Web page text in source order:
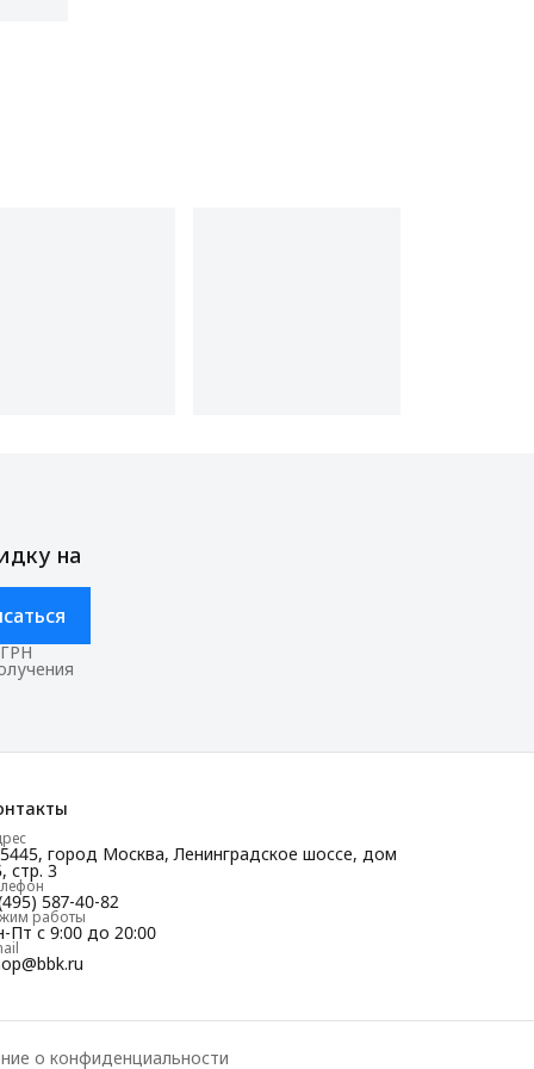
на
город Москва, Ленинградское шоссе, дом
стр. 3
587-40-82
работы
Пт с 9:00 до 20:00
о конфиденциальности